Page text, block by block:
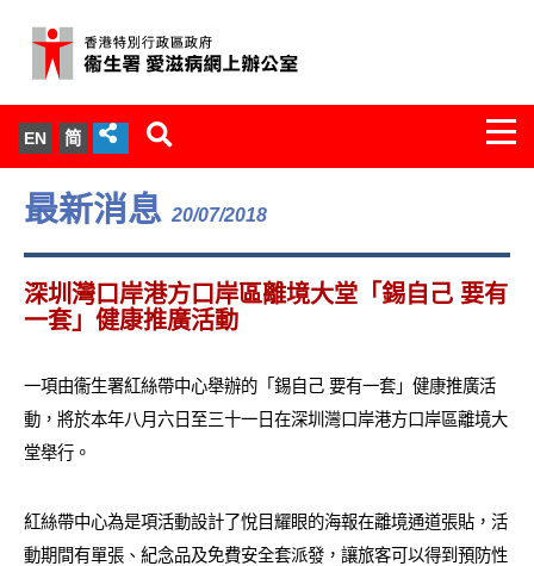
EN 简
關於我們
服務範圍
文件櫃
統計數字
愛滋病呈報表格
最新消息 20/07/2018
深圳灣口岸港方口岸區離境大堂「錫自己 要有
一套」健康推廣活動
一項由衞生署紅絲帶中心舉辦的「錫自己 要有一套」健康推廣活
動，將於本年八月六日至三十一日在深圳灣口岸港方口岸區離境大
堂舉行。
紅絲帶中心為是項活動設計了悅目耀眼的海報在離境通道張貼，活
動期間有單張、紀念品及免費安全套派發，讓旅客可以得到預防性